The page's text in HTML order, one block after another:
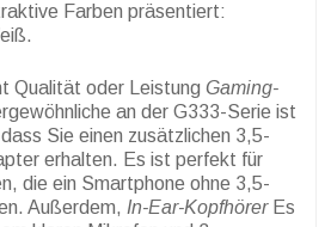
Farben präsentiert:
Qualität oder Leistung Gaming-
an der G333-Serie ist
Sie einen zusätzlichen 3,5-
erhalten. Es ist perfekt für
die ein Smartphone ohne 3,5-
Außerdem, In-Ear-KopfhörerEs